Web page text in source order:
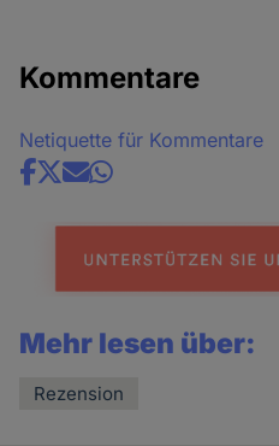
Kommentare
Netiquette für Kommentare
Share
news
Mehr lesen über:
Rezension